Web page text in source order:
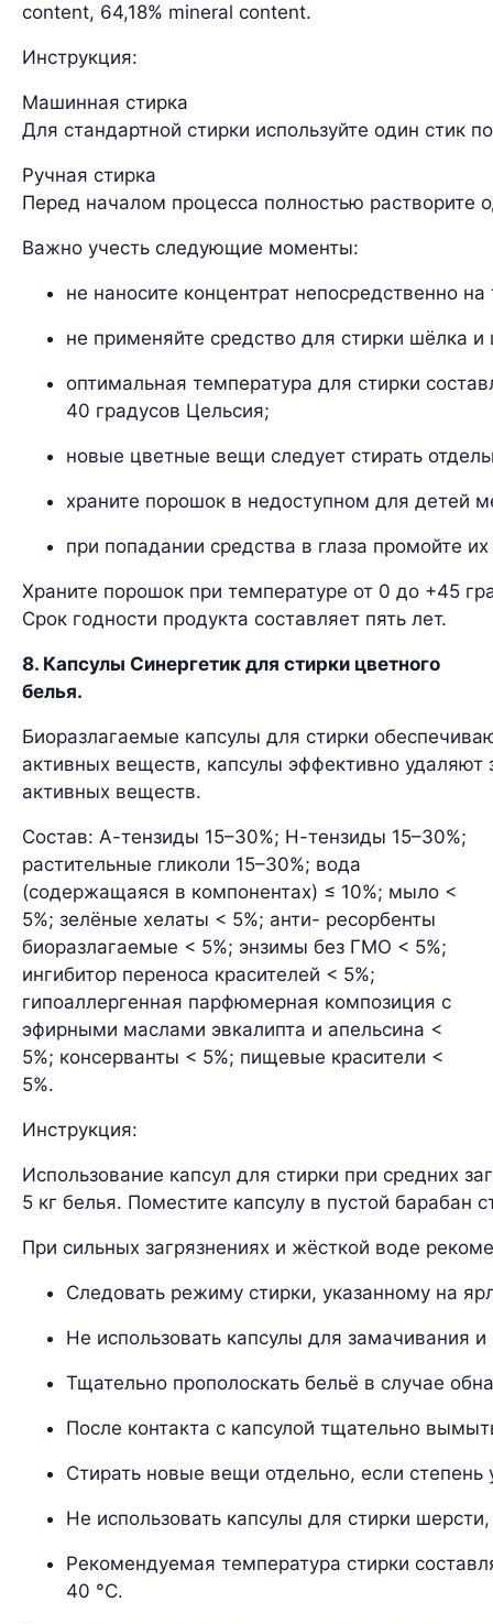
content, 64,18% mineral content.
Инструкция:
Машинная стирка
Для стандартной стирки используйте один стик
Ручная стирка
Перед началом процесса полностью растворите
Важно учесть следующие моменты:
не наносите концентрат непосредственно на
не применяйте средство для стирки шёлка и
оптимальная температура для стирки
40 градусов Цельсия;
новые цветные вещи следует стирать
храните порошок в недоступном для детей
при попадании средства в глаза промойте
Храните порошок при температуре от 0 до +45
Срок годности продукта составляет пять лет.
8. Капсулы Синергетик для стирки цветного
белья.
Биоразлагаемые капсулы для стирки
активных веществ, капсулы эффективно
активных веществ.
Состав: А-тензиды 15–30%; Н-тензиды 15–30%;
растительные гликоли 15–30%; вода
(содержащаяся в компонентах) ≤ 10%; мыло <
5%; зелёные хелаты < 5%; анти- ресорбенты
биоразлагаемые < 5%; энзимы без ГМО < 5%;
ингибитор переноса красителей < 5%;
гипоаллергенная парфюмерная композиция с
эфирными маслами эвкалипта и апельсина <
5%; консерванты < 5%; пищевые красители <
5%.
Инструкция:
Использование капсул для стирки при средних
5 кг белья. Поместите капсулу в пустой барабан
При сильных загрязнениях и жёсткой воде
Следовать режиму стирки, указанному на
Не использовать капсулы для замачивания
Тщательно прополоскать бельё в случае
После контакта с капсулой тщательно
Стирать новые вещи отдельно, если степень
Не использовать капсулы для стирки
Рекомендуемая температура стирки
40 °C.